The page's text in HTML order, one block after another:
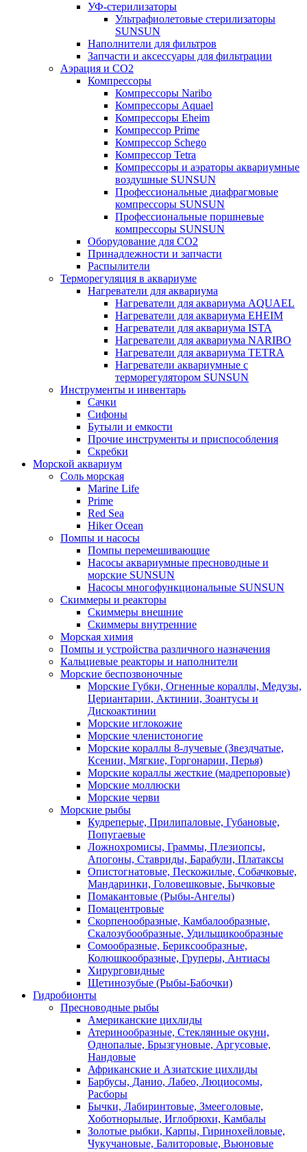
УФ-стерилизаторы
Ультрафиолетовые стерилизаторы
SUNSUN
Наполнители для фильтров
Запчасти и аксессуары для фильтрации
Аэрация и CO2
Компрессоры
Компрессоры Naribo
Компрессоры Aquael
Компрессоры Eheim
Компрессор Prime
Компрессор Schego
Компрессор Tetra
Компрессоры и аэраторы аквариумные
воздушные SUNSUN
Профессиональные диафрагмовые
компрессоры SUNSUN
Профессиональные поршневые
компрессоры SUNSUN
Оборудование для CO2
Принадлежности и запчасти
Распылители
Терморегуляция в аквариуме
Нагреватели для аквариума
Нагреватели для аквариума AQUAEL
Нагреватели для аквариума EHEIM
Нагреватели для аквариума ISTA
Нагреватели для аквариума NARIBO
Нагреватели для аквариума TETRA
Нагреватели аквариумные с
терморегулятором SUNSUN
Инструменты и инвентарь
Сачки
Сифоны
Бутыли и емкости
Прочие инструменты и приспособления
Скребки
Морской аквариум
Соль морская
Marine Life
Prime
Red Sea
Hiker Ocean
Помпы и насосы
Помпы перемешивающие
Насосы аквариумные пресноводные и
морские SUNSUN
Насосы многофункциональные SUNSUN
Скиммеры и реакторы
Скиммеры внешние
Скиммеры внутренние
Морская химия
Помпы и устройства различного назначения
Кальциевые реакторы и наполнители
Морские беспозвоночные
Морские Губки, Огненные кораллы, Медузы,
Цериантарии, Актинии, Зоантусы и
Дискоактинии
Морские иглокожие
Морские членистоногие
Морские кораллы 8-лучевые (Звездчатые,
Ксении, Мягкие, Горгонарии, Перья)
Морские кораллы жесткие (мадрепоровые)
Морские моллюски
Морские черви
Морские рыбы
Кудреперые, Прилипаловые, Губановые,
Попугаевые
Ложнохромисы, Граммы, Плезиопсы,
Апогоны, Ставриды, Барабули, Платаксы
Опистогнатовые, Пескожилые, Собачковые,
Мандаринки, Головешковые, Бычковые
Помакантовые (Рыбы-Ангелы)
Помацентровые
Скорпенообразные, Камбалообразные,
Скалозубообразные, Удильщикообразные
Сомообразные, Бериксообразные,
Колюшкообразные, Груперы, Антиасы
Хирурговидные
Щетинозубые (Рыбы-Бабочки)
Гидробионты
Пресноводные рыбы
Американские цихлиды
Атеринообразные, Стеклянные окуни,
Однопалые, Брызгуновые, Аргусовые,
Нандовые
Африканские и Азиатские цихлиды
Барбусы, Данио, Лабео, Люциосомы,
Расборы
Бычки, Лабиринтовые, Змееголовые,
Хоботнорылые, Иглобрюхи, Камбалы
Золотые рыбки, Карпы, Гиринохейловые,
Чукучановые, Балиторовые, Вьюновые